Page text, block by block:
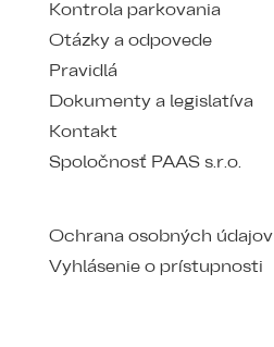
Kontrola parkovania
Otázky a odpovede
Pravidlá
Dokumenty a legislatíva
Kontakt
Spoločnosť PAAS s.r.o.
Ochrana osobných údajov
Vyhlásenie o prístupnosti